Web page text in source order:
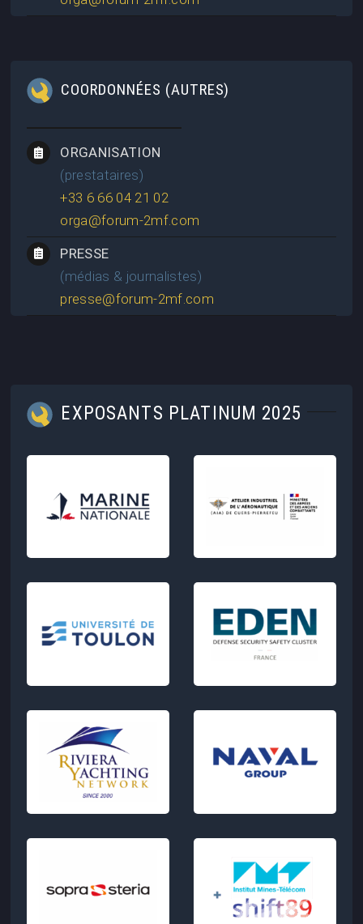
COORDONNÉES (AUTRES)
ORGANISATION
(prestataires)
+33 6 66 04 21 02
orga@forum-2mf.com
PRESSE
(médias & journalistes)
presse@forum-2mf.com
EXPOSANTS PLATINUM 2025